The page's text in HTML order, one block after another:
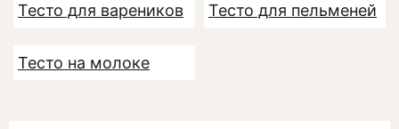
Тесто для вареников Тесто для пельменей
Тесто на молоке